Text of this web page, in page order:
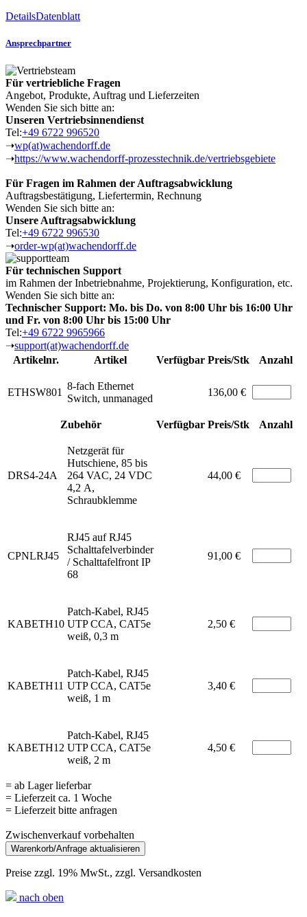
DetailsDatenblatt
Ansprechpartner
Für vertriebliche Fragen
Angebot, Produkte, Auftrag und Lieferzeiten
Wenden Sie sich bitte an:
Unseren Vertriebsinnendienst
Tel:+49 6722 996520
➝wp(at)wachendorff.de
➝https://www.wachendorff-prozesstechnik.de/vertriebsgebiete
Für Fragen im Rahmen der Auftragsabwicklung
Auftragsbestätigung, Liefertermin, Rechnung
Wenden Sie sich bitte an:
Unsere Auftragsabwicklung
Tel:+49 6722 996530
➝order-wp(at)wachendorff.de
Für technischen Support
im Rahmen der Inbetriebnahme, Projektierung, Konfiguration, etc.
Wenden Sie sich bitte an:
Technischer Support: Mo. bis Do. von 8:00 Uhr bis 16:00 Uhr
und Fr. von 8:00 Uhr bis 15:00 Uhr
Tel:+49 6722 9965966
➝support(at)wachendorff.de
Artikelnr.
Artikel Verfügbar Preis/Stk Anzahl
ETHSW801
8-fach Ethernet
Switch, unmanaged
136,00 €
Zubehör Verfügbar Preis/Stk Anzahl
DRS4-24A
Netzgerät für
Hutschiene, 85 bis
264 VAC, 24 VDC
4,2 A,
Schraubklemme
44,00 €
CPNLRJ45
RJ45 auf RJ45
Schalttafelverbinder
/ Schalttafelfront IP
68
91,00 €
KABETH10
Patch-Kabel, RJ45
UTP CCA, CAT5e
weiß, 0,3 m
2,50 €
KABETH11
Patch-Kabel, RJ45
UTP CCA, CAT5e
weiß, 1 m
3,40 €
KABETH12
Patch-Kabel, RJ45
UTP CCA, CAT5e
weiß, 2 m
4,50 €
= ab Lager lieferbar
= Lieferzeit ca. 1 Woche
= Lieferzeit bitte anfragen
Zwischenverkauf vorbehalten
Preise zzgl. 19% MwSt., zzgl. Versandkosten
nach oben